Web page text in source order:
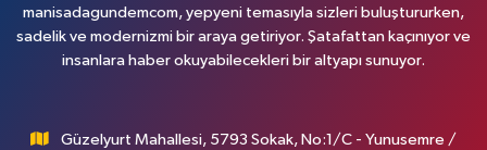
manisadagundemcom, yepyeni temasıyla sizleri buluştururken,
sadelik ve modernizmi bir araya getiriyor. Şatafattan kaçınıyor ve
insanlara haber okuyabilecekleri bir altyapı sunuyor.
Güzelyurt Mahallesi, 5793 Sokak, No:1/C - Yunusemre /